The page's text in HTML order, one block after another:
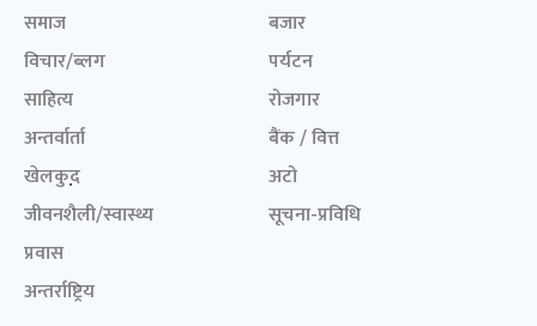
समाज
विचार/ब्लग
साहित्य
अन्तर्वार्ता
खेलकुद़़
जीवनशैली/स्वास्थ्य
प्रवास
अन्तर्राष्ट्रिय
बजार
पर्यटन
रोजगार
बैंक / वित्त
अटो
सूचना-प्रविधि